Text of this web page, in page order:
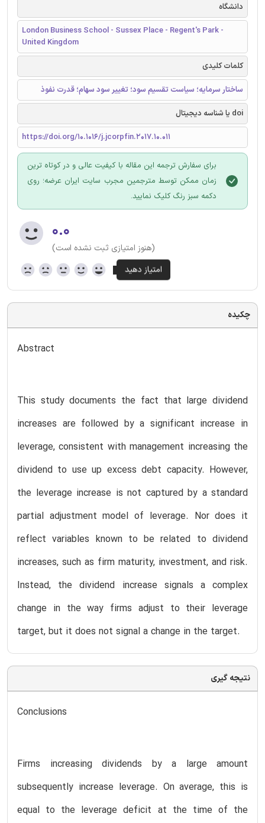
دانشگاه
London Business School - Sussex Place - Regent's Park -
United Kingdom
کلمات کلیدی
ساختار سرمایه؛ سیاست تقسیم سود؛ تغییر سود سهام؛ قدرت نفوذ
doi یا شناسه دیجیتال
https://doi.org/10.1016/j.jcorpfin.2017.10.011
برای سفارش ترجمه این مقاله با کیفیت عالی و در کوتاه ترین
زمان ممکن توسط مترجمین مجرب سایت ایران عرضه؛ روی
دکمه سبز رنگ کلیک نمایید.
۰.۰
(هنوز امتیازی ثبت نشده است)
چکیده
Abstract
This study documents the fact that large dividend
increases are followed by a significant increase in
leverage, consistent with management increasing the
dividend to use up excess debt capacity. However,
the leverage increase is not captured by a standard
partial adjustment model of leverage. Nor does it
reflect variables known to be related to dividend
increases, such as firm maturity, investment, and risk.
Instead, the dividend increase signals a complex
change in the way firms adjust to their leverage
target, but it does not signal a change in the target.
نتیجه گیری
Conclusions
Firms increasing dividends by a large amount
subsequently increase leverage. On average, this is
equal to the leverage deficit at the time of the